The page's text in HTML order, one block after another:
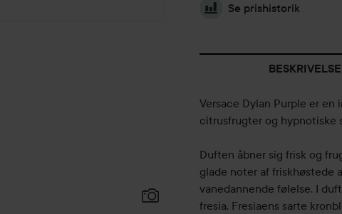
Se prishistorik
BESKRIVELSE
Versace Dylan Purple er
citrusfrugter og hypnotiske
Duften åbner sig frisk og
glade noter af friskhøstede
vanedannende følelse. I
fresia. Fresiaens sarte